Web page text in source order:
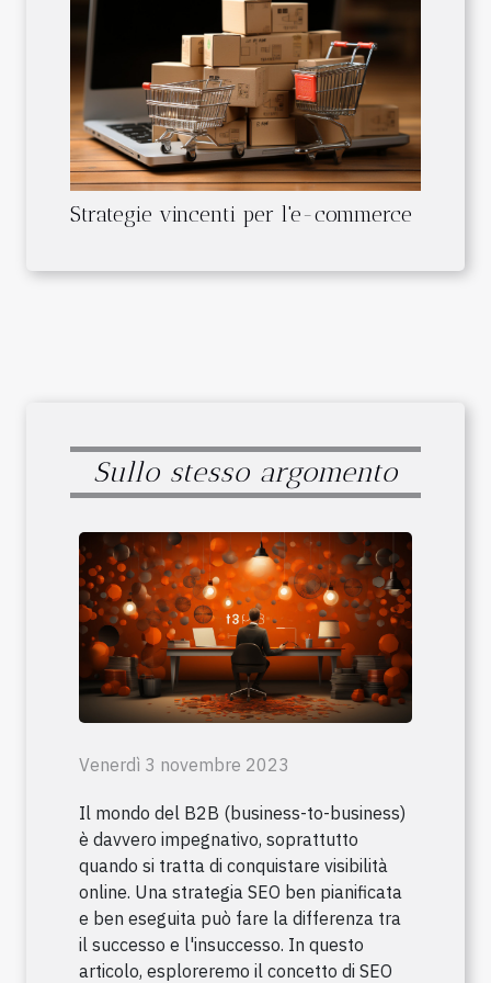
Strategie vincenti per l'e-commerce
Sullo stesso argomento
Venerdì 3 novembre 2023
Il mondo del B2B (business-to-business)
è davvero impegnativo, soprattutto
quando si tratta di conquistare visibilità
online. Una strategia SEO ben pianificata
e ben eseguita può fare la differenza tra
il successo e l'insuccesso. In questo
articolo, esploreremo il concetto di SEO